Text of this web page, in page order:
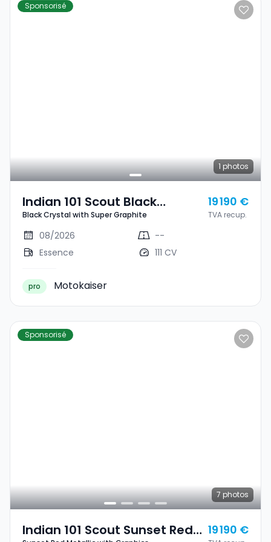
Sponsorisé
1 photos
Indian 101 Scout Black
Crystal With Super Graphite
Black Crystal with Super Graphite
19 190 €
TVA recup.
08/2026
--
Essence
111 CV
pro Motokaiser
Sponsorisé
7 photos
Indian 101 Scout Sunset Red
19 190 €